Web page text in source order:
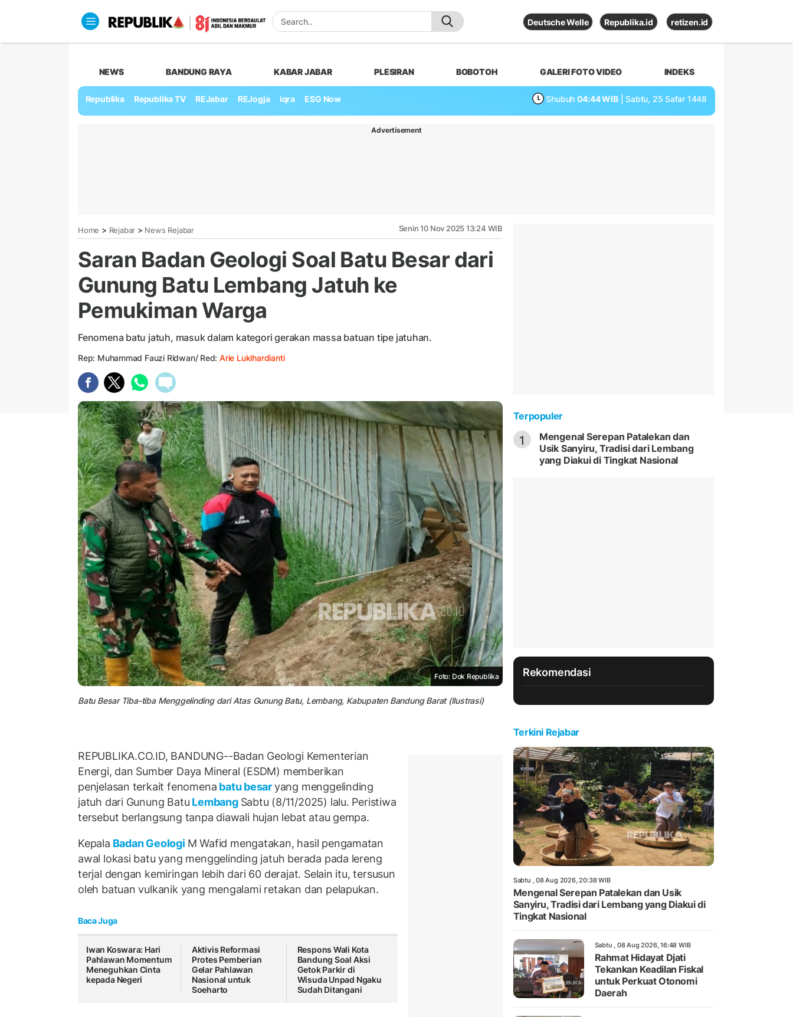
Deutsche Welle Republika.id retizen.id
NEWS BANDUNG RAYA KABAR JABAR PLESIRAN BOBOTOH GALERI FOTO VIDEO INDEKS
Republika Republika TV REJabar REJogja iqra ESG Now Shubuh 04:44 WIB | Sabtu, 25 Safar 1448
Advertisement
Home > Rejabar > News Rejabar Senin 10 Nov 2025 13:24 WIB
Saran Badan Geologi Soal Batu Besar dari
Gunung Batu Lembang Jatuh ke
Pemukiman Warga
Fenomena batu jatuh, masuk dalam kategori gerakan massa batuan tipe jatuhan.
Rep: Muhammad Fauzi Ridwan/ Red:Arie Lukihardianti
Foto: Dok Republika
Batu Besar Tiba-tiba Menggelinding dari Atas Gunung Batu, Lembang, Kabupaten Bandung Barat (Ilustrasi)
REPUBLIKA.CO.ID, BANDUNG--Badan Geologi Kementerian
Energi, dan Sumber Daya Mineral (ESDM) memberikan
penjelasan terkait fenomena batu besaryang menggelinding
jatuh dari Gunung Batu Lembang Sabtu (8/11/2025) lalu. Peristiwa
tersebut berlangsung tanpa diawali hujan lebat atau gempa.
Kepala Badan Geologi M Wafid mengatakan, hasil pengamatan
awal lokasi batu yang menggelinding jatuh berada pada lereng
terjal dengan kemiringan lebih dari 60 derajat. Selain itu, tersusun
oleh batuan vulkanik yang mengalami retakan dan pelapukan.
Baca Juga
Iwan Koswara: Hari
Pahlawan Momentum
Meneguhkan Cinta
kepada Negeri
Aktivis Reformasi
Protes Pemberian
Gelar Pahlawan
Nasional untuk
Soeharto
Respons Wali Kota
Bandung Soal Aksi
Getok Parkir di
Wisuda Unpad Ngaku
Sudah Ditangani
Terpopuler
1
Mengenal Serepan Patalekan dan
Usik Sanyiru, Tradisi dari Lembang
yang Diakui di Tingkat Nasional
Rekomendasi
Terkini Rejabar
Sabtu , 08 Aug 2026, 20:38 WIB
Mengenal Serepan Patalekan dan Usik
Sanyiru, Tradisi dari Lembang yang Diakui di
Tingkat Nasional
Sabtu , 08 Aug 2026, 16:48 WIB
Rahmat Hidayat Djati
Tekankan Keadilan Fiskal
untuk Perkuat Otonomi
Daerah